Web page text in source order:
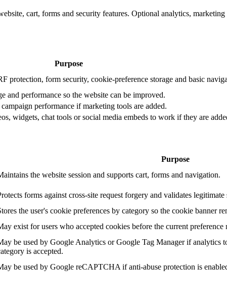
cart, forms and security features. Optional analytics,
Purpose
protection, form security, cookie-preference storage and basic
and performance so the website can be improved.
performance if marketing tools are added.
widgets, chat tools or social media embeds to work if they are
Purpose
the website session and supports cart, forms and navigation.
forms against cross-site request forgery and validates legitimate
the user's cookie preferences by category so the cookie banner
exist for users who accepted cookies before the current preference
be used by Google Analytics or Google Tag Manager if analytics
is accepted.
be used by Google reCAPTCHA if anti-abuse protection is